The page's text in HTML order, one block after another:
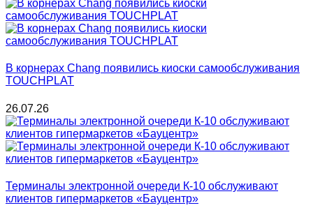
В корнерах Chang появились киоски самообслуживания
TOUCHPLAT
26.07.26
Терминалы электронной очереди К-10 обслуживают
клиентов гипермаркетов «Бауцентр»